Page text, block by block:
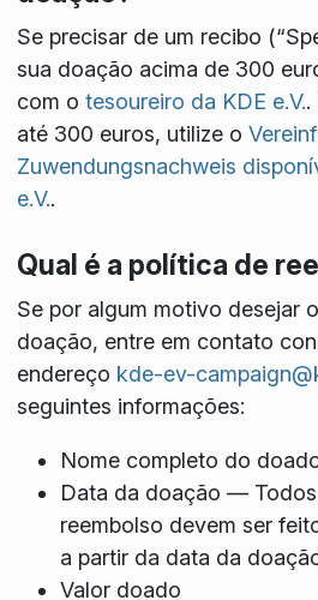
Se precisar de um recibo
sua doação acima de 300
com o tesoureiro da KDE e.V..
até 300 euros, utilize o
Zuwendungsnachweis
e.V..
Qual é a política de
Se por algum motivo desejar
doação, entre em contato
endereço kde-ev-
seguintes informações:
Nome completo do
Data da doação —
reembolso devem ser
a partir da data da
Valor doado